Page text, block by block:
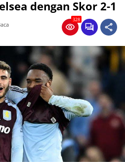
dengan Skor 2-1
328